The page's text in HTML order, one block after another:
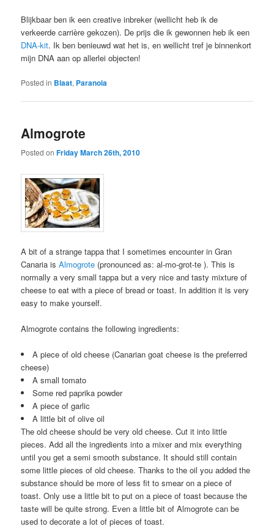
Blijkbaar ben ik een creative inbreker (wellicht heb ik de
verkeerde carrière gekozen). De prijs die ik gewonnen heb ik een
DNA-kit. Ik ben benieuwd wat het is, en wellicht tref je binnenkort
mijn DNA aan op allerlei objecten!
Posted in Blaat, Paranoia
Almogrote
Posted onFriday March 26th, 2010
A bit of a strange tappa that I sometimes encounter in Gran
Canaria isAlmogrote (pronounced as: al-mo-grot-te ). This is
normally a very small tappa but a very nice and tasty mixture of
cheese to eat with a piece of bread or toast. In addition it is very
easy to make yourself.
Almogrote contains the following ingredients:
A piece of old cheese (Canarian goat cheese is the preferred
cheese)
A small tomato
Some red paprika powder
A piece of garlic
A little bit of olive oil
The old cheese should be very old cheese. Cut it into little
pieces. Add all the ingredients into a mixer and mix everything
until you get a semi smooth substance. It should still contain
some little pieces of old cheese. Thanks to the oil you added the
substance should be more of less fit to smear on a piece of
toast. Only use a little bit to put on a piece of toast because the
taste will be quite strong. Even a little bit of Almogrote can be
used to decorate a lot of pieces of toast.